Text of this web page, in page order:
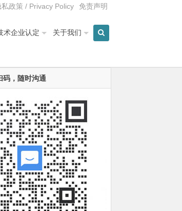
私政策 / Privacy Policy 免责声明
术企业认定 关于我们
码，随时沟通